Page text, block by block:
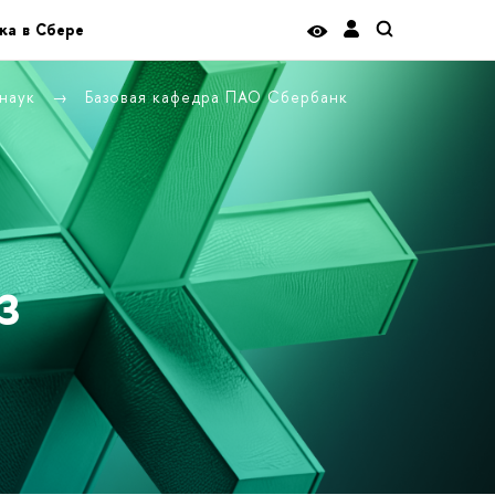
в Сбере
Базовая кафедра ПАО Сбербанк